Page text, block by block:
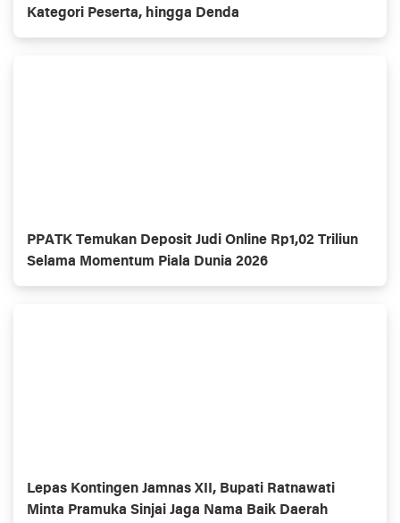
Kategori Peserta, hingga Denda
PPATK Temukan Deposit Judi Online Rp1,02 Triliun
Selama Momentum Piala Dunia 2026
Lepas Kontingen Jamnas XII, Bupati Ratnawati
Minta Pramuka Sinjai Jaga Nama Baik Daerah